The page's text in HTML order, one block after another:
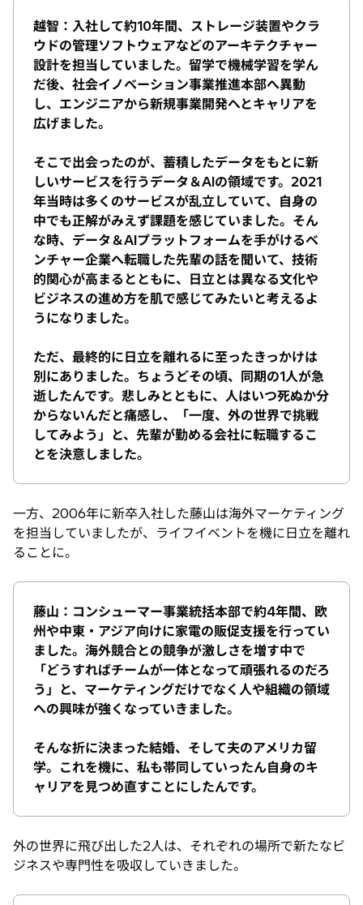
越智：入社して約10年間、ストレージ装置やクラ
ウドの管理ソフトウェアなどのアーキテクチャー
設計を担当していました。留学で機械学習を学ん
だ後、社会イノベーション事業推進本部へ異動
し、エンジニアから新規事業開発へとキャリアを
広げました。
そこで出会ったのが、蓄積したデータをもとに新
しいサービスを行うデータ＆AIの領域です。2021
年当時は多くのサービスが乱立していて、自身の
中でも正解がみえず課題を感じていました。そん
な時、データ＆AIプラットフォームを手がけるベ
ンチャー企業へ転職した先輩の話を聞いて、技術
的関心が高まるとともに、日立とは異なる文化や
ビジネスの進め方を肌で感じてみたいと考えるよ
うになりました。
ただ、最終的に日立を離れるに至ったきっかけは
別にありました。ちょうどその頃、同期の1人が急
逝したんです。悲しみとともに、人はいつ死ぬか分
からないんだと痛感し、「一度、外の世界で挑戦
してみよう」と、先輩が勤める会社に転職するこ
とを決意しました。
一方、2006年に新卒入社した藤山は海外マーケティング
を担当していましたが、ライフイベントを機に日立を離れ
ることに。
藤山：コンシューマー事業統括本部で約4年間、欧
州や中東・アジア向けに家電の販促支援を行ってい
ました。海外競合との競争が激しさを増す中で
「どうすればチームが一体となって頑張れるのだろ
う」と、マーケティングだけでなく人や組織の領域
への興味が強くなっていきました。
そんな折に決まった結婚、そして夫のアメリカ留
学。これを機に、私も帯同していったん自身のキ
ャリアを見つめ直すことにしたんです。
外の世界に飛び出した2人は、それぞれの場所で新たなビ
ジネスや専門性を吸収していきました。